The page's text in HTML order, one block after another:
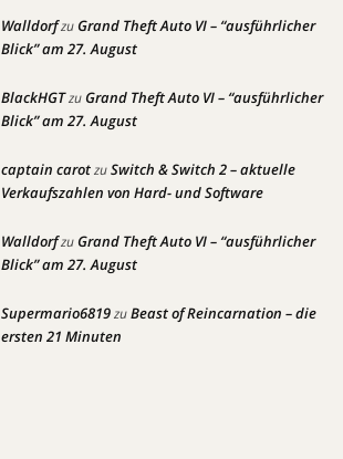
WalldorfzuGrand Theft Auto VI – “ausführlicher
Blick” am 27. August
BlackHGTzuGrand Theft Auto VI – “ausführlicher
Blick” am 27. August
captain carotzuSwitch & Switch 2 – aktuelle
Verkaufszahlen von Hard- und Software
WalldorfzuGrand Theft Auto VI – “ausführlicher
Blick” am 27. August
Supermario6819zuBeast of Reincarnation – die
ersten 21 Minuten